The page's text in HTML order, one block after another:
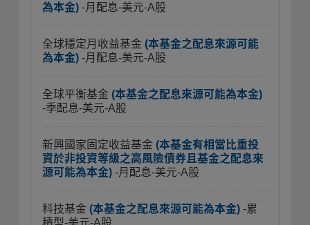
為本金) -月配息-美元-A股
全球穩定月收益基金 (本基金之配息來源可能
為本金) -月配息-美元-A股
全球平衡基金 (本基金之配息來源可能為本金)
-季配息-美元-A股
新興國家固定收益基金 (本基金有相當比重投
資於非投資等級之高風險債券且基金之配息來
源可能為本金) -月配息-美元-A股
科技基金 (本基金之配息來源可能為本金) -累
積型-美元-A股